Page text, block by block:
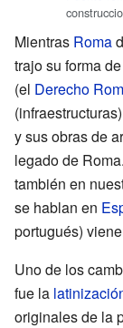
Mientras Roma
trajo su forma
(el Derecho
y sus obras de
legado de
también en
se hablan en
portugués)
Uno de los
fue la
originales de la